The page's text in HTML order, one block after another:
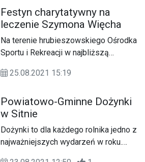
oraz V Diecezjalny Dzień Sportu.
Festyn charytatywny na
leczenie Szymona Więcha
Na terenie hrubieszowskiego Ośrodka
Sportu i Rekreacji w najbliższą
charytatywny na leczenie i
mieszkańca Hrubieszowa. Szymon
pasjonował się piłką nożną, dlatego
we wcześniejszych latach grał w
barwach MKS Unia Hrubieszów.
25.08.2021 15:19
Powiatowo-Gminne Dożynki
w Sitnie
Dożynki to dla każdego rolnika jedno z
najważniejszych wydarzeń w roku.